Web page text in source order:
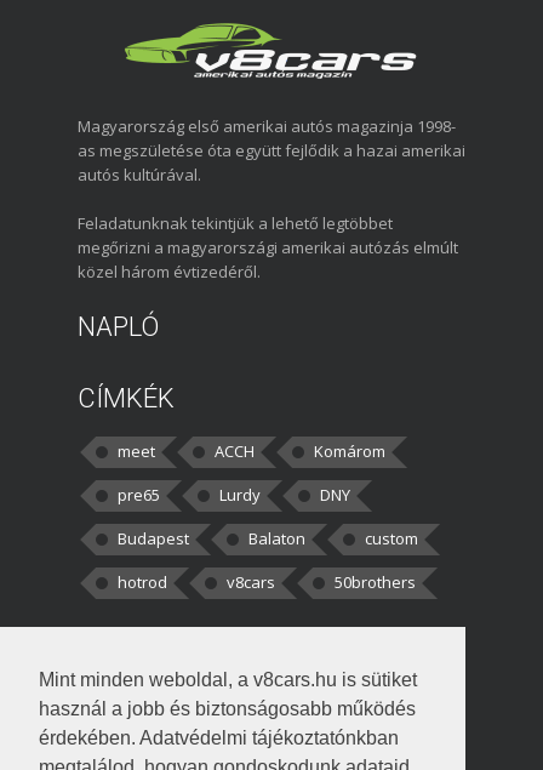
Mint minden weboldal, a v8cars.hu is sütiket
használ a jobb és biztonságosabb működés
érdekében. Adatvédelmi tájékoztatónkban
Magyarország első amerikai autós magazinja 1998-
as megszületése óta együtt fejlődik a hazai amerikai
autós kultúrával.
Feladatunknak tekintjük a lehető legtöbbet
megőrizni a magyarországi amerikai autózás elmúlt
közel három évtizedéről.
NAPLÓ
CÍMKÉK
meet ACCH
Komárom
pre65
Lurdy
DNY
Budapest
Balaton
custom
hotrod
v8cars 50brothers
kortisz:Elszúrtam! Én csak két
darabbaal számoltam. Nem tudtam, hogy fél autót,